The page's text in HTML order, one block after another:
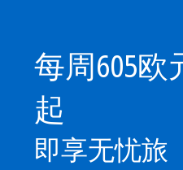
每周605欧
起
即享无忧旅